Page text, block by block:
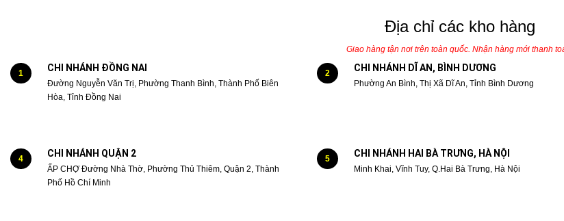
Địa chỉ các kho hàng
Giao hàng tận nơi trên toàn quốc. Nhận hàng mới thanh
1 CHI NHÁNH ĐỒNG NAI
Đường Nguyễn Văn Trị, Phường Thanh Bình, Thành Phố Biên
Hòa, Tỉnh Đồng Nai
2 CHI NHÁNH DĨ AN, BÌNH DƯƠNG
Phường An Bình, Thị Xã Dĩ An, Tỉnh Bình Dương
4 CHI NHÁNH QUẬN 2
ẤP CHỢ Đường Nhà Thờ, Phường Thủ Thiêm, Quận 2, Thành
Phố Hồ Chí Minh
5 CHI NHÁNH HAI BÀ TRƯNG, HÀ NỘI
Minh Khai, Vĩnh Tuy, Q.Hai Bà Trưng, Hà Nội